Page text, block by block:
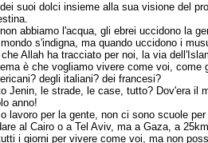
suoi dolci insieme alla sua visione del
abbiamo l'acqua, gli ebrei uccidono la
s'indigna, ma quando uccidono i
Allah ha tracciato per noi, la via
è che vogliamo vivere come voi,
degli italiani? dei francesi?
Jenin, le strade, le case, tutto? Dov'era il
anno!
lavoro per la gente, non ci sono scuole
al Cairo o a Tel Aviv, ma a Gaza, a
i giorni per vivere come voi, ma non